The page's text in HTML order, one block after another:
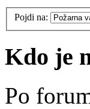
Pojdi na:
Kdo je
Po